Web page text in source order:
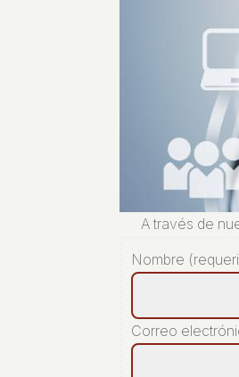
A través de
Nombre
Correo